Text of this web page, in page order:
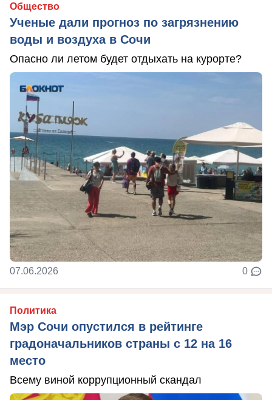
Общество
Ученые дали прогноз по загрязнению
воды и воздуха в Сочи
Опасно ли летом будет отдыхать на курорте?
07.06.2026 0
Политика
Мэр Сочи опустился в рейтинге
градоначальников страны с 12 на 16
место
Всему виной коррупционный скандал